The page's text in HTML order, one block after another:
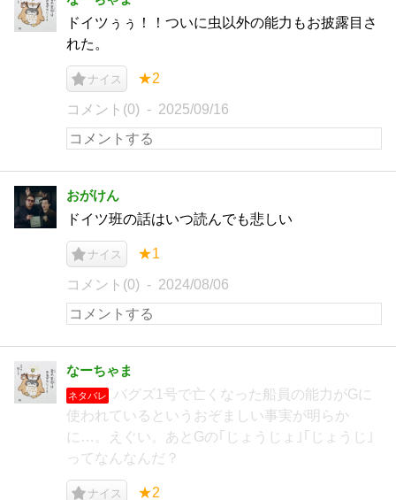
ドイツぅぅ！！ついに虫以外の能力もお披露目さ
れた。
ナイス ★2
コメント(0) 2025/09/16
おがけん
ドイツ班の話はいつ読んでも悲しい
ナイス ★1
コメント(0) 2024/08/06
なーちゃま
ネタバレ
バグズ1号で亡くなった船員の能力がGに
使われているというおぞましい事実が明らか
に…。えぐい。あとGの｢じょうじょ｣｢じょうじ｣
ってなんなんだ？
ナイス ★2